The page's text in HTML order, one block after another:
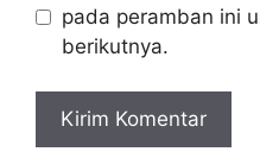
pada peramban ini
berikutnya.